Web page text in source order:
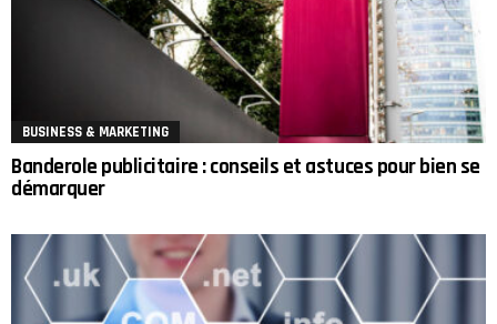
BUSINESS & MARKETING
Banderole publicitaire : conseils et astuces pour bien se
démarquer